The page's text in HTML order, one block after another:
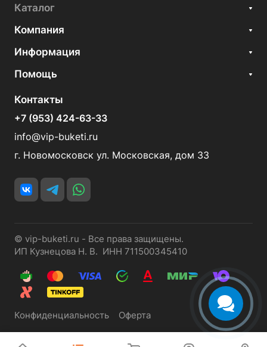
Каталог
Компания
Информация
Помощь
Контакты
+7 (953) 424-63-33
info@vip-buketi.ru
г. Новомосковск ул. Московская, дом 33
© vip-buketi.ru - Все права защищены.
ИП Кузнецова Н. В. ИНН 711500345410
Конфиденциальность Оферта